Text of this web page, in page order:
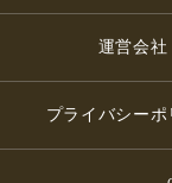
運営会社
プライバシーポ